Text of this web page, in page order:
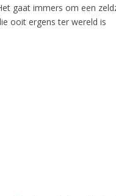
gaat immers om een
ooit ergens ter wereld is